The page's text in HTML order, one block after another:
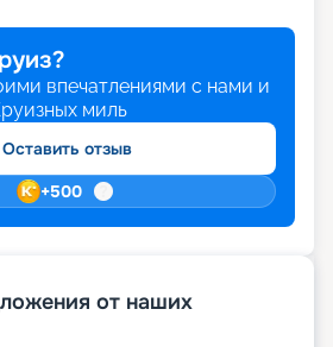
впечатлениями с нами и
миль
Оставить отзыв
+500
от наших